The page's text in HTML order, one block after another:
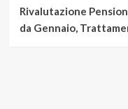
Rivalutazione
da Gennaio,